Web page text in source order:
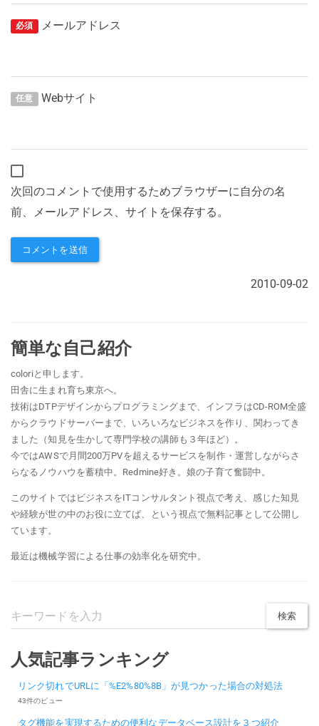
必須 メールアドレス
任意 Webサイト
次回のコメントで使用するためブラウザーに自分の名
前、メールアドレス、サイトを保存する。
2010-09-02
簡単な自己紹介
coloriと申します。
田舎に生まれ育ち東京へ。
技術はDTPデザインからプログラミングまで、インフラはCD-ROM全盛
からクラウドサーバーまで、いろいろなビジネスを作り、関わってき
ました（知見を生かして専門学校の講師も３年ほど）。
今ではAWSで月間200万PVを超えるサービスを制作・運営しながらさ
らなるノウハウを蓄積中。Redmine好き。娘の子育て奮闘中。
このサイトではビジネスをITコンサルタント視点で考え、感じた知見
や経験が世の中のお役に立てば、という視点で無料記事として公開し
ています。
最近は機械学習による仕事の効率化を研究中。
人気記事ランキング
リンク切れでURLに「%E2%80%8B」が見つかった場合の対処法
43件のビュー
タグ機能を実現するための便利なデータベース設計を３つ紹介